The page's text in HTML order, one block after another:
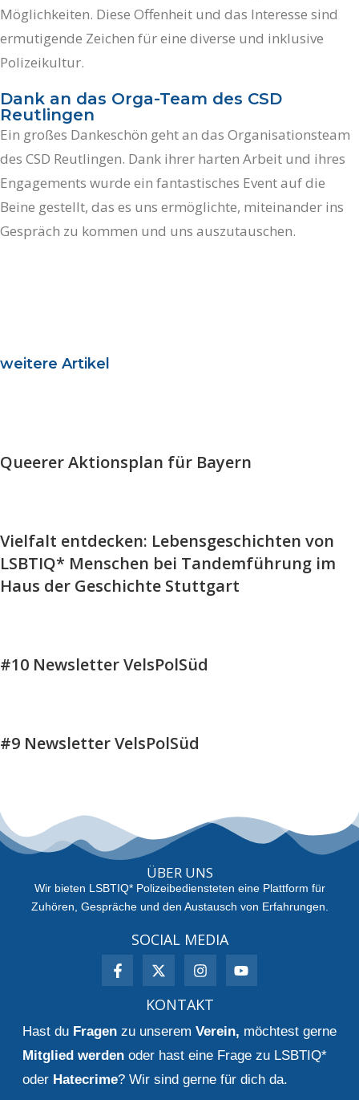
Möglichkeiten. Diese Offenheit und das Interesse sind
ermutigende Zeichen für eine diverse und inklusive
Polizeikultur.
Dank an das Orga-Team des CSD
Reutlingen
Ein großes Dankeschön geht an das Organisationsteam
des CSD Reutlingen. Dank ihrer harten Arbeit und ihres
Engagements wurde ein fantastisches Event auf die
Beine gestellt, das es uns ermöglichte, miteinander ins
Gespräch zu kommen und uns auszutauschen.
weitere Artikel
Queerer Aktionsplan für Bayern
Vielfalt entdecken: Lebensgeschichten von
LSBTIQ* Menschen bei Tandemführung im
Haus der Geschichte Stuttgart
#10 Newsletter VelsPolSüd
#9 Newsletter VelsPolSüd
ÜBER UNS
Wir bieten LSBTIQ* Polizeibediensteten eine Plattform für
Zuhören, Gespräche und den Austausch von Erfahrungen.
SOCIAL MEDIA
KONTAKT
Hast du Fragen zu unserem Verein, möchtest gerne
Mitglied werden oder hast eine Frage zu LSBTIQ*
oder Hatecrime? Wir sind gerne für dich da.